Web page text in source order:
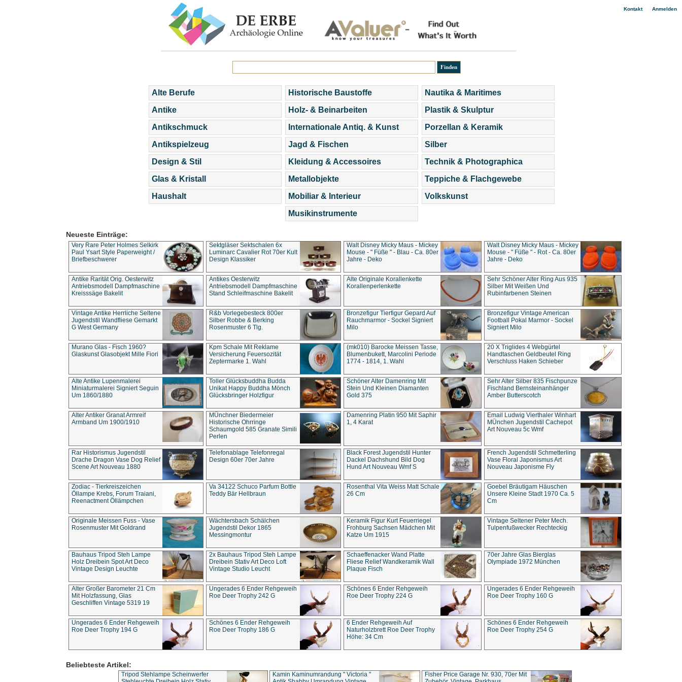
Kontakt| Anmelden
Alte Berufe
Antike
Antikschmuck
Antikspielzeug
Design & Stil
Glas & Kristall
Haushalt
Historische Baustoffe
Holz- & Beinarbeiten
Internationale Antiq. & Kunst
Jagd & Fischen
Kleidung & Accessoires
Metallobjekte
Mobiliar & Interieur
Musikinstrumente
Nautika & Maritimes
Plastik & Skulptur
Porzellan & Keramik
Silber
Technik & Photographica
Teppiche & Flachgewebe
Volkskunst
Neueste Einträge:
Very Rare Peter Holmes Selkirk
Paul Ysart Style Paperweight /
Briefbeschwerer
Sektgläser Sektschalen 6x
Luminarc Cavalier Rot 70er Kult
Design Klassiker
Walt Disney Micky Maus - Mickey
Mouse - " Füße " - Blau - Ca. 80er
Jahre - Deko
Walt Disney Micky Maus - Mickey
Mouse - " Füße " - Rot - Ca. 80er
Jahre - Deko
Antike Rarität Orig. Oesterwitz
Antriebsmodell Dampfmaschine
Kreisssäge Bakelit
Antikes Oesterwitz
Antriebsmodell Dampfmaschine
Stand Schleifmaschine Bakelit
Alte Originale Korallenkette
Korallenperlenkette
Sehr Schöner Alter Ring Aus 935
Silber Mit Weißen Und
Rubinfarbenen Steinen
Vintage Antike Herrliche Seltene
Jugendstil Wandfliese Gemarkt
G West Germany
R&b Vorlegebesteck 800er
Silber Robbe & Berking
Rosenmuster 6 Tlg.
Bronzefigur Tierfigur Gepard Auf
Rauchmarmor - Sockel Signiert
Milo
Bronzefigur Vintage American
Football Pokal Marmor - Sockel
Signiert Milo
Murano Glas - Fisch 1960?
Glaskunst Glasobjekt Mille Fiori
Kpm Schale Mit Reklame
Versicherung Feuersozität
Zeptermarke 1. Wahl
(mk010) Barocke Meissen Tasse,
Blumenbukett, Marcolini Periode
1774 - 1814, 1. Wahl
20 X Triglides 4 Webgürtel
Handtaschen Geldbeutel Ring
Verschluss Haken Schieber
Alte Antike Lupenmalerei
Miniaturmalerei Signiert Seguin
Um 1860/1880
Toller Glücksbuddha Budda
Unikat Happy Buddha Mönch
Glücksbringer Holzfigur
Schöner Alter Damenring Mit
Stein Und Kleinen Diamanten
Gold 375
Sehr Alter Silber 835 Fischpunze
Fischland Bernsteinanhänger
Amber Butterscotch
Alter Antiker Granat Armreif
Armband Um 1900/1910
MÜnchner Biedermeier
Historische Ohrringe
Schaumgold 585 Granate Simili
Perlen
Damenring Platin 950 Mit Saphir
1, 4 Karat
Email Ludwig Vierthaler Winhart
MÜnchen Jugendstil Cachepot
Art Nouveau 5c Wmf
Rar Historismus Jugendstil
Drache Dragon Vase Dog Relief
Scene Art Nouveau 1880
Telefonablage Telefonregal
Design 60er 70er Jahre
Black Forest Jugendstil Hunter
Dackel Dachshund Bild Dog
Hund Art Nouveau Wmf S
French Jugendstil Schmetterling
Vase Floral Japonismus Art
Nouveau Japonisme Fly
Zodiac - Tierkreiszeichen
Öllampe Krebs, Forum Traiani,
Reenactment Öllämpchen
Va 34122 Schuco Parfum Bottle
Teddy Bär Hellbraun
Rosenthal Vita Weiss Matt Schale
26 Cm
Goebel Bräutigam Häuschen
Unsere Kleine Stadt 1970 Ca. 5
Cm
Originale Meissen Fuss - Vase
Rosenmuster Mit Goldrand
Wächtersbach Schälchen
Jugendstil Dekor 1865
Messingmontur
Keramik Figur Kurt Feuerriegel
Frohburg Sachsen Mädchen Mit
Katze Um 1915
Vintage Seltener Peter Mech.
Tulpenfußwecker Rechteckig
Bauhaus Tripod Steh Lampe
Holz Dreibein Spot Art Deco
Vintage Design Leuchte
2x Bauhaus Tripod Steh Lampe
Dreibein Stativ Art Deco Loft
Vintage Studio Leucht
Schaeffenacker Wand Platte
Fliese Relief Wandkeramik Wall
Plaque Fisch
70er Jahre Glas Bierglas
Olympiade 1972 München
Alter Großer Barometer 21 Cm
Mit Holzfassung, Glas
Geschliffen Vintage 5319 19
Ungerades 6 Ender Rehgeweih
Roe Deer Trophy 242 G
Schönes 6 Ender Rehgeweih
Roe Deer Trophy 224 G
Ungerades 6 Ender Rehgeweih
Roe Deer Trophy 160 G
Ungerades 6 Ender Rehgeweih
Roe Deer Trophy 194 G
Schönes 6 Ender Rehgeweih
Roe Deer Trophy 186 G
6 Ender Rehgeweih Auf
Naturholzbrett Roe Deer Trophy
Höhe: 34 Cm
Schönes 6 Ender Rehgeweih
Roe Deer Trophy 254 G
Beliebteste Artikel:
Tripod Stehlampe Scheinwerfer
Kamin Kaminumrandung " Victoria "
Fisher Price Garage Nr. 930, 70er Mit